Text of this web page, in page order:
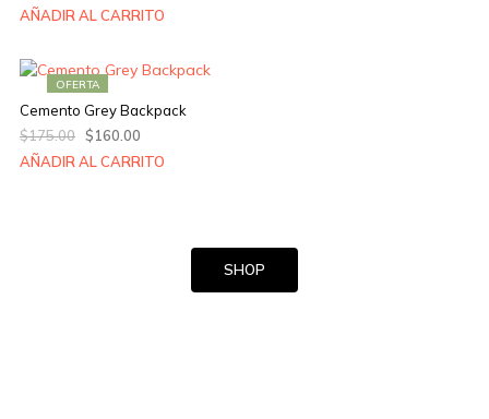
AÑADIR AL CARRITO
OFERTA
Cemento Grey Backpack
$175.00 $160.00
AÑADIR AL CARRITO
SHOP